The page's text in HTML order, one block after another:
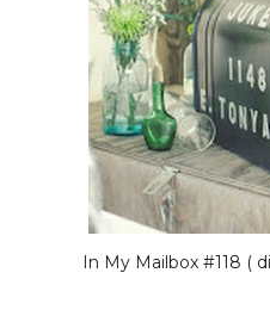
In My Mailbox #118 (